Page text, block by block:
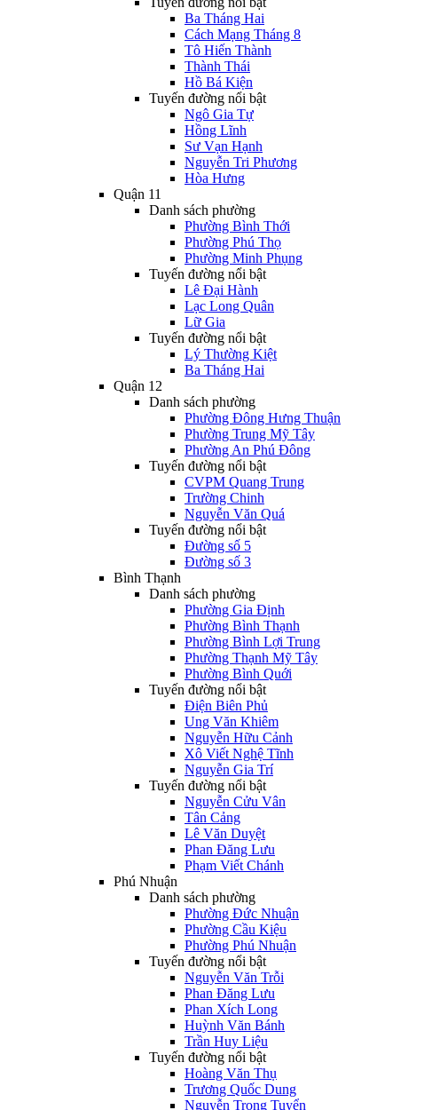
Ba Tháng Hai
Cách Mạng Tháng 8
Tô Hiến Thành
Thành Thái
Hồ Bá Kiện
Tuyến đường nổi bật
Ngô Gia Tự
Hồng Lĩnh
Sư Vạn Hạnh
Nguyễn Tri Phương
Hòa Hưng
Quận 11
Danh sách phường
Phường Bình Thới
Phường Phú Thọ
Phường Minh Phụng
Tuyến đường nổi bật
Lê Đại Hành
Lạc Long Quân
Lữ Gia
Tuyến đường nổi bật
Lý Thường Kiệt
Ba Tháng Hai
Quận 12
Danh sách phường
Phường Đông Hưng Thuận
Phường Trung Mỹ Tây
Phường An Phú Đông
Tuyến đường nổi bật
CVPM Quang Trung
Trường Chinh
Nguyễn Văn Quá
Tuyến đường nổi bật
Đường số 5
Đường số 3
Bình Thạnh
Danh sách phường
Phường Gia Định
Phường Bình Thạnh
Phường Bình Lợi Trung
Phường Thạnh Mỹ Tây
Phường Bình Quới
Tuyến đường nổi bật
Điện Biên Phủ
Ung Văn Khiêm
Nguyễn Hữu Cảnh
Xô Viết Nghệ Tĩnh
Nguyễn Gia Trí
Tuyến đường nổi bật
Nguyễn Cửu Vân
Tân Cảng
Lê Văn Duyệt
Phan Đăng Lưu
Phạm Viết Chánh
Phú Nhuận
Danh sách phường
Phường Đức Nhuận
Phường Cầu Kiệu
Phường Phú Nhuận
Tuyến đường nổi bật
Nguyễn Văn Trỗi
Phan Đăng Lưu
Phan Xích Long
Huỳnh Văn Bánh
Trần Huy Liệu
Tuyến đường nổi bật
Hoàng Văn Thụ
Trương Quốc Dung
Nguyễn Trọng Tuyển